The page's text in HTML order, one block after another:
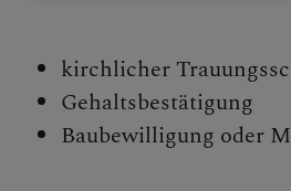
kirchlicher
Gehaltsbestätigung
Baubewilligung oder